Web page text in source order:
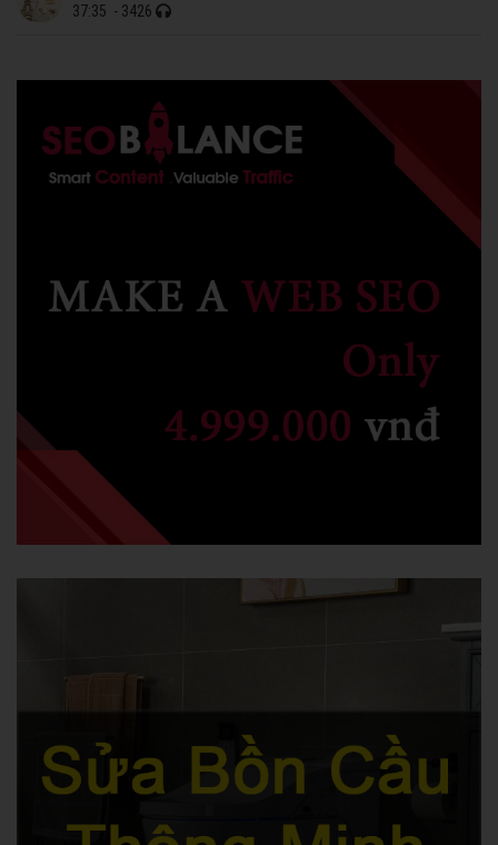
37:35 - 3426